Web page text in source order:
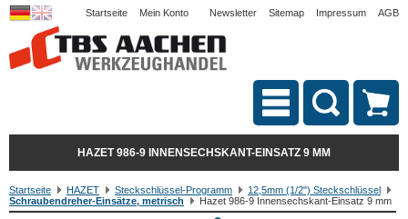
Startseite Mein Konto Newsletter Sitemap Impressum AGB
HAZET 986-9 INNENSECHSKANT-EINSATZ 9 MM
Startseite HAZET Steckschlüssel-Programm
12,5mm (1/2") Steckschlüssel
Schraubendreher-Einsätze, metrisch
Hazet 986-9 Innensechskant-Einsatz 9 mm